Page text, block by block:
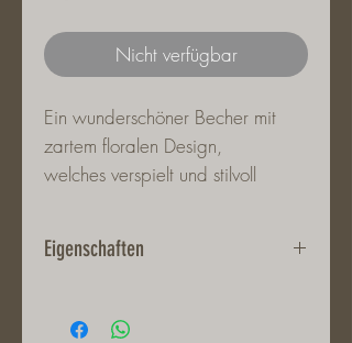
Nicht verfügbar
Ein wunderschöner Becher mit
zartem floralen Design,
welches verspielt und stilvoll
Eigenschaften
Höhe 9 cm | Durchmesser 10